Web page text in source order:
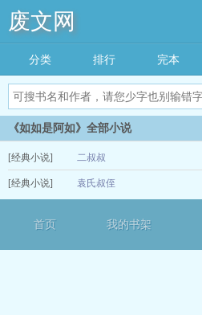
废文网
分类 排行 完本
《如如是阿如》全部小说
[经典小说] 二叔叔
[经典小说] 袁氏叔侄
首页 我的书架